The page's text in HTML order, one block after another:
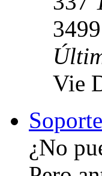
3499
Vie
¿No